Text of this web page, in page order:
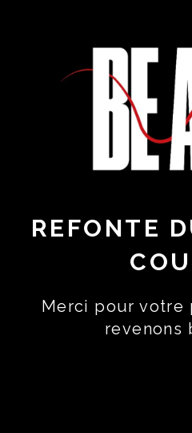
REFONTE
Merci pour votre
revenons